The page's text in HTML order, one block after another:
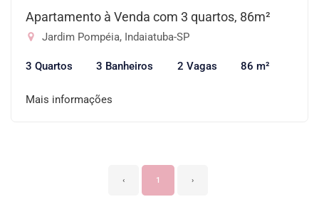
Apartamento à Venda com 3 quartos, 86m²
Jardim Pompéia, Indaiatuba-SP
3 Quartos 3 Banheiros 2 Vagas 86 m²
Mais informações
‹ 1 ›